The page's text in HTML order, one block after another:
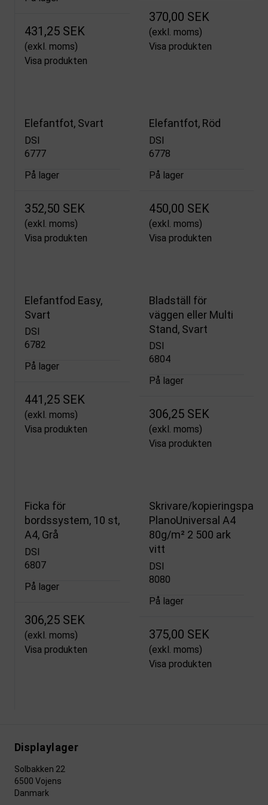
431,25 SEK
(exkl. moms)
Visa produkten
370,00 SEK
(exkl. moms)
Visa produkten
Elefantfot, Svart
DSI
6777
På lager
352,50 SEK
(exkl. moms)
Visa produkten
Elefantfot, Röd
DSI
6778
På lager
450,00 SEK
(exkl. moms)
Visa produkten
Elefantfod Easy,
Svart
DSI
6782
På lager
441,25 SEK
(exkl. moms)
Visa produkten
Bladställ för
väggen eller Multi
Stand, Svart
DSI
6804
På lager
306,25 SEK
(exkl. moms)
Visa produkten
Ficka för
bordssystem, 10 st,
A4, Grå
DSI
6807
På lager
306,25 SEK
(exkl. moms)
Visa produkten
Skrivare/
PlanoUniversal A4
80g/m² 2 500 ark
vitt
DSI
8080
På lager
375,00 SEK
(exkl. moms)
Visa produkten
Displaylager
Solbakken 22
6500 Vojens
Danmark